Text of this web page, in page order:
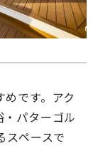
です。アク
パターゴル
スペースで